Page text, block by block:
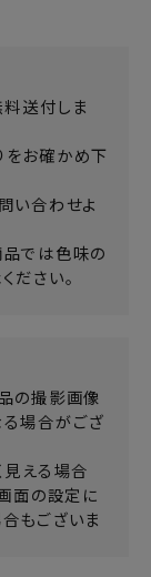
送付しま
をお確かめ下
い合わせよ
では色味の
ださい。
の撮影画像
場合がござ
見える場合
面の設定に
もございま